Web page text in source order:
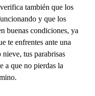
también que los
y que los
buenas condiciones, ya
te enfrentes ante una
tus parabrisas
a que no pierdas la